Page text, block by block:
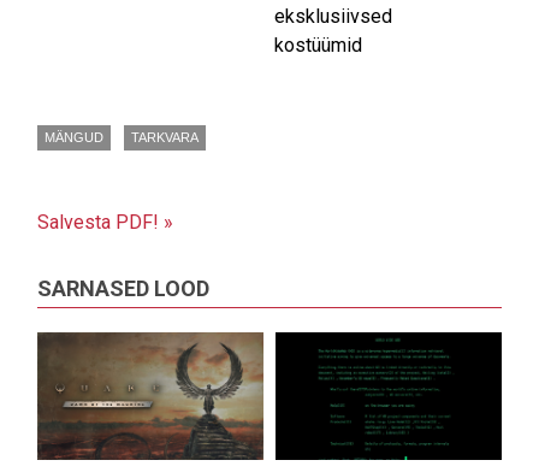
eksklusiivsed
kostüümid
MÄNGUD TARKVARA
Salvesta PDF! »
SARNASED LOOD